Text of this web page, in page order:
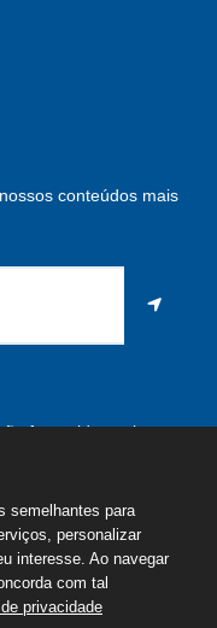
conteúdos mais
fornecidas pelo
alteração a qualquer
| Todos os direitos
semelhantes para
personalizar
interesse. Ao navegar
com tal
privacidade